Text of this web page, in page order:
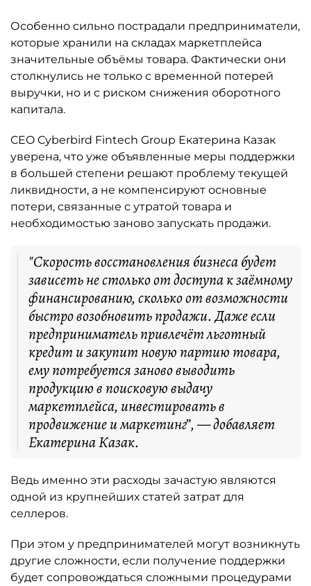
Особенно сильно пострадали предприниматели,
которые хранили на складах маркетплейса
значительные объёмы товара. Фактически они
столкнулись не только с временной потерей
выручки, но и с риском снижения оборотного
капитала.
CEO Cyberbird Fintech Group Екатерина Казак
уверена, что уже объявленные меры поддержки
в большей степени решают проблему текущей
ликвидности, а не компенсируют основные
потери, связанные с утратой товара и
необходимостью заново запускать продажи.
"Скорость восстановления бизнеса будет
зависеть не столько от доступа к заёмному
финансированию, сколько от возможности
быстро возобновить продажи. Даже если
предприниматель привлечёт льготный
кредит и закупит новую партию товара,
ему потребуется заново выводить
продукцию в поисковую выдачу
маркетплейса, инвестировать в
продвижение и маркетинг”, — добавляет
Екатерина Казак.
Ведь именно эти расходы зачастую являются
одной из крупнейших статей затрат для
селлеров.
При этом у предпринимателей могут возникнуть
другие сложности, если получение поддержки
будет сопровождаться сложными процедурами